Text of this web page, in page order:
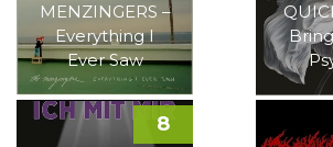
MENZINGERS –
Everything I
Ever Saw
8